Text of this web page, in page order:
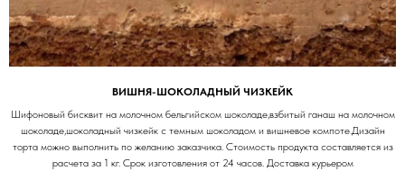
ВИШНЯ-ШОКОЛАДНЫЙ ЧИЗКЕЙК
Шифоновый бисквит на молочном бельгийском шоколаде,взбитый ганаш на молочном
шоколаде,шоколадный чизкейк с темным шоколадом и вишневое компоте.Дизайн
торта можно выполнить по желанию заказчика. Стоимость продукта составляется из
расчета за 1 кг. Срок изготовления от 24 часов. Доставка курьером